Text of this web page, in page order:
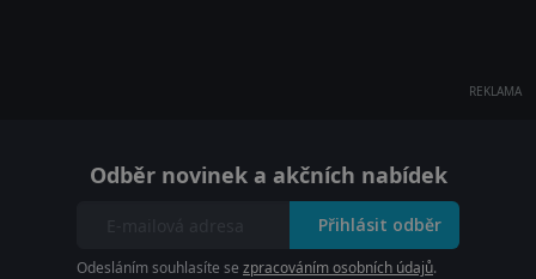
REKLAMA
Odběr novinek a akčních nabídek
Přihlásit odběr
Odesláním souhlasíte se zpracováním osobních údajů.